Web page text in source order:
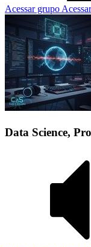
Acessar grupo
Data Science,